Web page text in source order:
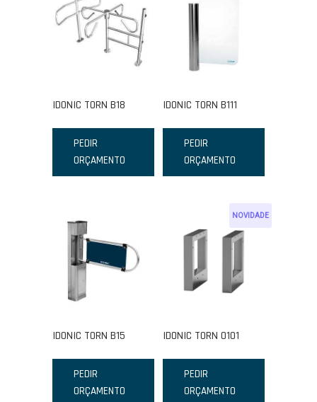
IDONIC TORN B18
PEDIR
ORÇAMENTO
IDONIC TORN B111
PEDIR
ORÇAMENTO
IDONIC TORN B15
PEDIR
ORÇAMENTO
NOVIDADE
IDONIC TORN O101
PEDIR
ORÇAMENTO